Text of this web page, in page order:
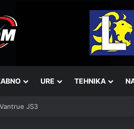
URE TEHNIKA
JS3